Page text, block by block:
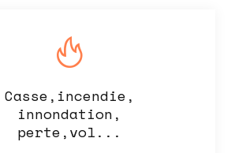
Casse,incendie,
innondation,
perte,vol...